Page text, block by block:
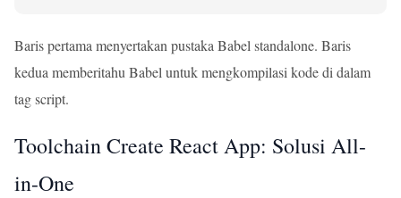
Baris pertama menyertakan pustaka Babel standalone. Baris
kedua memberitahu Babel untuk mengkompilasi kode di dalam
tag script.
Toolchain Create React App: Solusi All-
in-One